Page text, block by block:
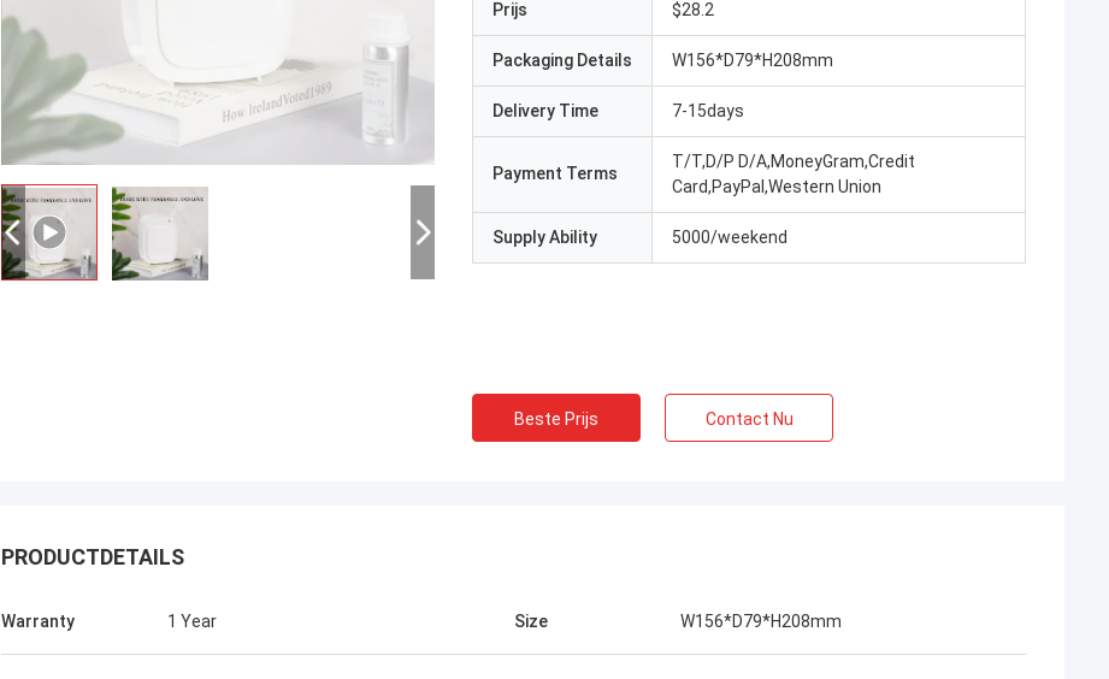
transport is snel en de prijs is gunstig.voor
Prijs $28.2
Packaging Details W156*D79*H208mm
Delivery Time 7-15days
Payment Terms
T/T,D/P D/A,MoneyGram,Credit
Card,PayPal,Western Union
Supply Ability 5000/weekend
Beste Prijs Contact Nu
PRODUCTDETAILS
Warranty 1 Year Size W156*D79*H208mm